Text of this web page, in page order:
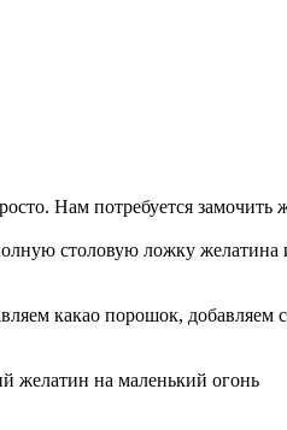
Нам потребуется замочить
столовую ложку желатина
какао порошок,
желатин на маленький огонь